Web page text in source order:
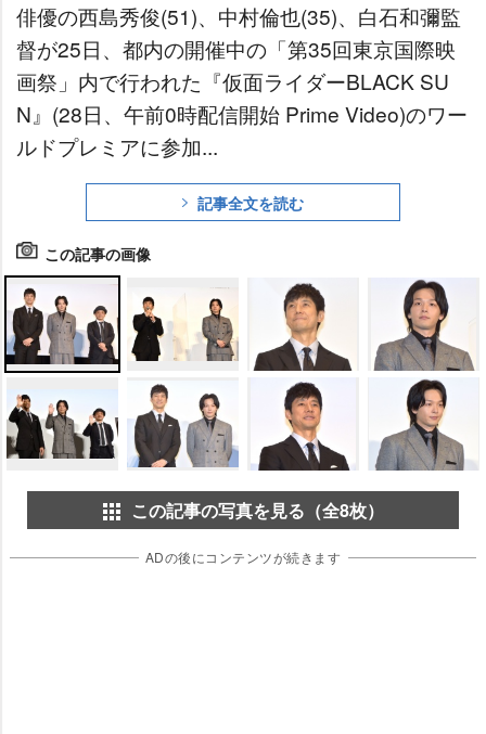
俳優の西島秀俊(51)、中村倫也(35)、白石和彌監
督が25日、都内の開催中の「第35回東京国際映
画祭」内で行われた『仮面ライダーBLACK SU
N』(28日、午前0時配信開始 Prime Video)のワー
ルドプレミアに参加...
記事全文を読む
この記事の画像
この記事の写真を見る（全8枚）
ADの後にコンテンツが続きます